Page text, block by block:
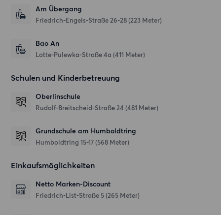
Am Übergang
Friedrich-Engels-Straße 26-28 (223 Meter)
Bao An
Lotte-Pulewka-Straße 4a (411 Meter)
Schulen und Kinderbetreuung
Oberlinschule
Rudolf-Breitscheid-Straße 24 (481 Meter)
Grundschule am Humboldtring
Humboldtring 15-17 (568 Meter)
Einkaufsmöglichkeiten
Netto Marken-Discount
Friedrich-List-Straße 5 (265 Meter)